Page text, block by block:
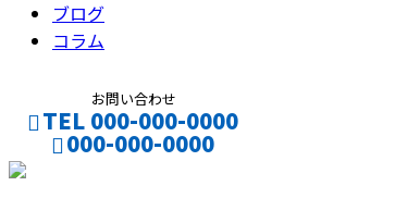
ブログ
コラム
お問い合わせ
TEL 000-000-0000
000-000-0000